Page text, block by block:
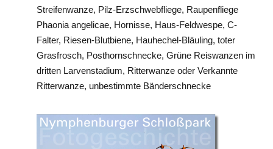
Streifenwanze, Pilz-Erzschwebfliege, Raupenfliege
Phaonia angelicae, Hornisse, Haus-Feldwespe, C-
Falter, Riesen-Blutbiene, Hauhechel-Bläuling, toter
Grasfrosch, Posthornschnecke, Grüne Reiswanzen im
dritten Larvenstadium, Ritterwanze oder Verkannte
Ritterwanze, unbestimmte Bänderschnecke